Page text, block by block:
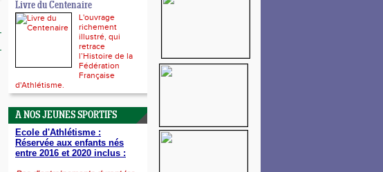
Livre du Centenaire
L'ouvrage
richement
illustré, qui
retrace
l’Histoire de la
Fédération
Française
d'Athlétisme.
A NOS JEUNES SPORTIFS
Ecole d'Athlétisme :
Réservée aux enfants nés
entre 2016 et 2020 inclus :